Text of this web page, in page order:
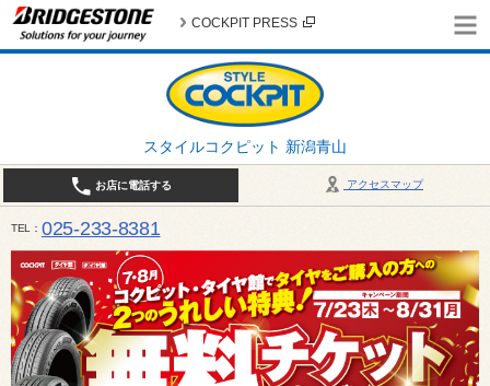
スタイルコクピット 新潟青山
COCKPIT PRESS
アクセスマップ
お店に電話する
TEL 025-233-8381
営業時間は10:00～18:30 作業、商談受付は10:00〜18:00です。 / 定休日：2026年 8月のお休み
（日曜日）、19日（水曜日）26日（水曜日）